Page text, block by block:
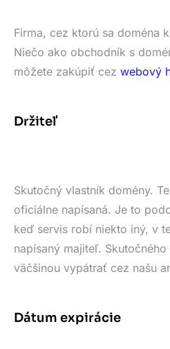
Firma, cez ktorú sa doména
Niečo ako obchodník s
môžete zakúpiť cez webový
Držiteľ
Skutočný vlastník domény.
oficiálne napísaná. Je to
keď servis robí niekto iný, v
napísaný majiteľ.
väčšinou vypátrať cez našu
Dátum expirácie